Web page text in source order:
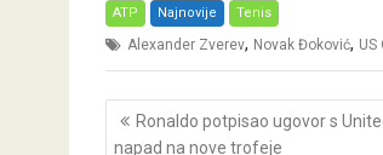
ATP Najnovije Tenis
Alexander Zverev, Novak Đoković, US
Post
navigation
Ronaldo potpisao ugovor s
napad na nove trofeje